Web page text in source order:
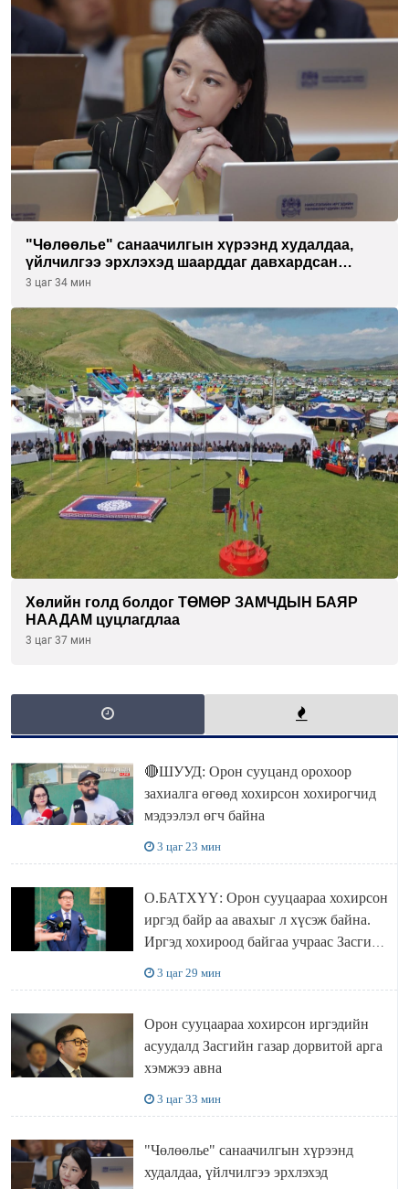
"Чөлөөлье" санаачилгын хүрээнд худалдаа,
үйлчилгээ эрхлэхэд шаарддаг давхардсан
бүртгэлийг хүчингүй болгох тогтоолын төслийг
3 цаг 34 мин
Хөлийн голд болдог ТӨМӨР ЗАМЧДЫН БАЯР
НААДАМ цуцлагдлаа
3 цаг 37 мин
🔴ШУУД: Орон сууцанд орохоор
захиалга өгөөд хохирсон хохирогчид
мэдээлэл өгч байна
3 цаг 23 мин
О.БАТХҮҮ: Орон сууцаараа хохирсон
иргэд байр аа авахыг л хүсэж байна.
Иргэд хохироод байгаа учраас Засгийн
3 цаг 29 мин
Орон сууцаараа хохирсон иргэдийн
асуудалд Засгийн газар дорвитой арга
хэмжээ авна
3 цаг 33 мин
"Чөлөөлье" санаачилгын хүрээнд
худалдаа, үйлчилгээ эрхлэхэд